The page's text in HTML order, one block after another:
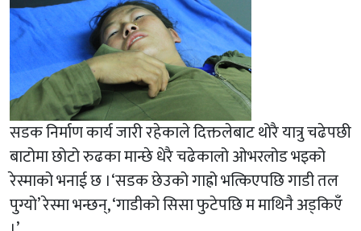
सडक निर्माण कार्य जारी रहेकाले दिक्तलेबाट थोरै यात्रु चढेपछी
बाटोमा छोटो रुढका मान्छे धेरै चढेकालो ओभरलोड भइको
रेस्माको भनाई छ ।‘सडक छेउको गाह्रो भत्किएपछि गाडी तल
पुग्यो’ रेस्मा भन्छन्, ‘गाडीको सिसा फुटेपछि म माथिनै अड्किएँ